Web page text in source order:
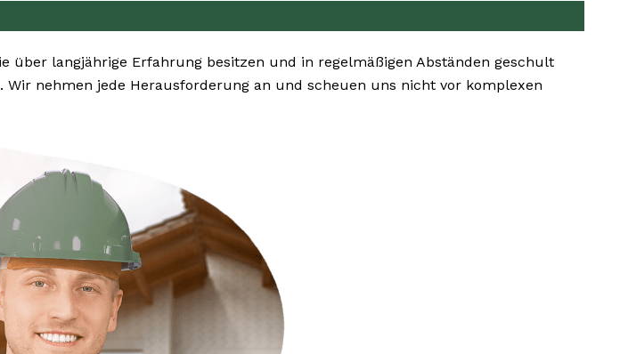
langjährige Erfahrung besitzen und in regelmäßigen Abständen geschult
nehmen jede Herausforderung an und scheuen uns nicht vor komplexen